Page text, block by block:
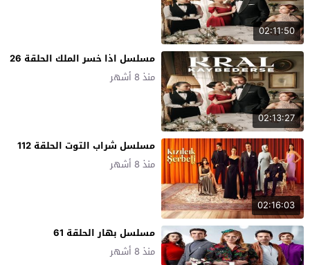
02:11:50
02:13:27
مسلسل اذا خسر الملك الحلقة 26
منذ 8 أشهر
02:16:03
مسلسل شراب التوت الحلقة 112
منذ 8 أشهر
مسلسل بهار الحلقة 61
منذ 8 أشهر